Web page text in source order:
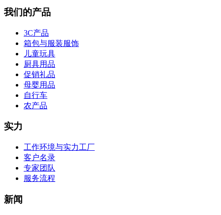
我们的产品
3C产品
箱包与服装服饰
儿童玩具
厨具用品
促销礼品
母婴用品
自行车
农产品
实力
工作环境与实力工厂
客户名录
专家团队
服务流程
新闻